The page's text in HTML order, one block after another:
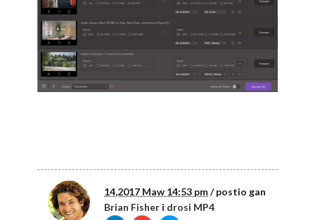
14,2017 Maw 14:53 pm/ postio gan
Brian Fisher i drosi MP4